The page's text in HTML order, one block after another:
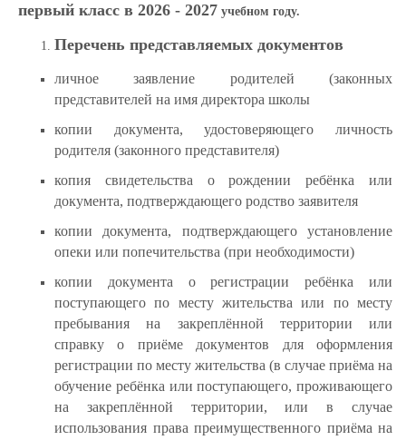
первый класс в 2026 - 2027 учебном году.
Перечень представляемых документов
личное заявление родителей (законных
представителей на имя директора школы
копии документа, удостоверяющего личность
родителя (законного представителя)
копия свидетельства о рождении ребёнка или
документа, подтверждающего родство заявителя
копии документа, подтверждающего установление
опеки или попечительства (при необходимости)
копии документа о регистрации ребёнка или
поступающего по месту жительства или по месту
пребывания на закреплённой территории или
справку о приёме документов для оформления
регистрации по месту жительства (в случае приёма на
обучение ребёнка или поступающего, проживающего
на закреплённой территории, или в случае
использования права преимущественного приёма на